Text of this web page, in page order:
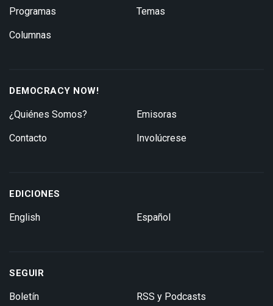
Programas
Columnas
Temas
DEMOCRACY NOW!
¿Quiénes Somos?
Contacto
Emisoras
Involúcrese
EDICIONES
English Español
SEGUIR
Boletín RSS y Podcasts